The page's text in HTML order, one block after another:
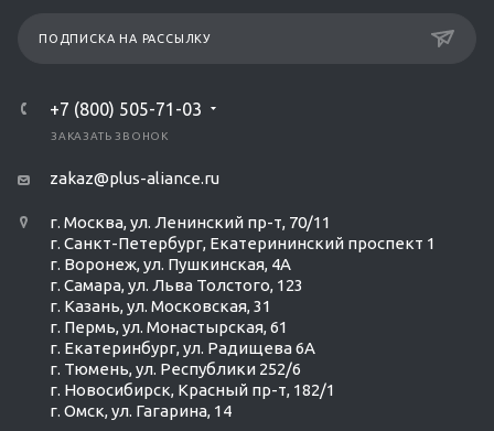
ПОДПИСКА НА РАССЫЛКУ
+7 (800) 505-71-03
ЗАКАЗАТЬ ЗВОНОК
zakaz@plus-aliance.ru
г. Москва, ул. Ленинский пр-т, 70/11
г. Санкт-Петербург, Екатерининский проспект 1
г. Воронеж, ул. Пушкинская, 4А
г. Самара, ул. Льва Толстого, 123
г. Казань, ул. Московская, 31
г. Пермь, ул. Монастырская, 61
г. Екатеринбург, ул. Радищева 6А
г. Тюмень, ул. Республики 252/6
г. Новосибирск, Красный пр-т, 182/1
г. Омск, ул. ​Гагарина, 14